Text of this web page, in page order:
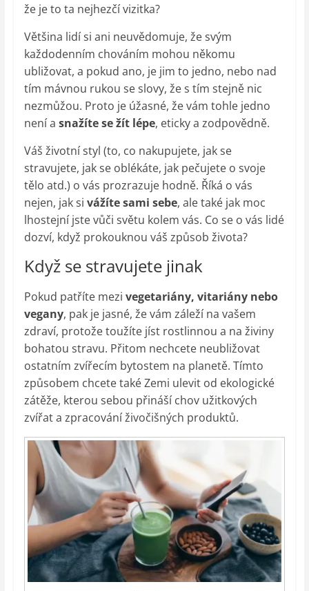
že je to ta nejhezčí vizitka?
Většina lidí si ani neuvědomuje, že svým
každodenním chováním mohou někomu
ubližovat, a pokud ano, je jim to jedno, nebo nad
tím mávnou rukou se slovy, že s tím stejně nic
nezmůžou. Proto je úžasné, že vám tohle jedno
není a snažíte se žít lépe, eticky a zodpovědně.
Váš životní styl (to, co nakupujete, jak se
stravujete, jak se oblékáte, jak pečujete o svoje
tělo atd.) o vás prozrazuje hodně. Říká o vás
nejen, jak si vážíte sami sebe, ale také jak moc
lhostejní jste vůči světu kolem vás. Co se o vás lidé
dozví, když prokouknou váš způsob života?
Když se stravujete jinak
Pokud patříte mezi vegetariány, vitariány nebo
vegany, pak je jasné, že vám záleží na vašem
zdraví, protože toužíte jíst rostlinnou a na živiny
bohatou stravu. Přitom nechcete neubližovat
ostatním zvířecím bytostem na planetě. Tímto
způsobem chcete také Zemi ulevit od ekologické
zátěže, kterou sebou přináší chov užitkových
zvířat a zpracování živočišných produktů.